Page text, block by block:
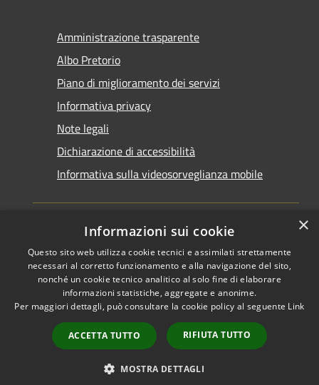
Amministrazione trasparente
Albo Pretorio
Piano di miglioramento dei servizi
Informativa privacy
Note legali
Dichiarazione di accessibilità
Informativa sulla videosorveglianza mobile
RSS
Accessibilità
Cookie
Mappa del sito
Area riservata del
Copyright © 2026 • Comune di
Taranto • Powered by
Municipium•Accesso
redazione
×
Informazioni sui cookie
Questo sito web utilizza cookie tecnici e assimilati strettamente
necessari al corretto funzionamento e alla navigazione del sito,
nonché un cookie tecnico analitico al solo fine di elaborare
informazioni statistiche, aggregate e anonime.
Per maggiori dettagli, può consultare la cookie policy al seguente Link
ACCETTA TUTTO RIFIUTA TUTTO
MOSTRA DETTAGLI